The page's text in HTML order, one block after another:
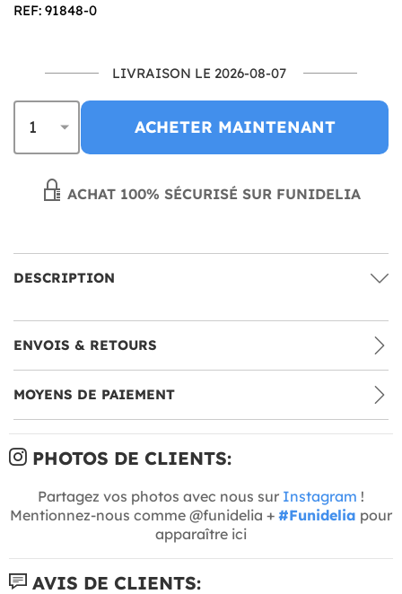
REF: 91848-0
LIVRAISON LE 2026-08-07
ACHETER MAINTENANT
ACHAT 100% SÉCURISÉ SUR FUNIDELIA
DESCRIPTION
ENVOIS & RETOURS
MOYENS DE PAIEMENT
PHOTOS DE CLIENTS:
Partagez vos photos avec nous sur Instagram !
Mentionnez-nous comme @funidelia + #Funidelia pour
apparaître ici
AVIS DE CLIENTS: